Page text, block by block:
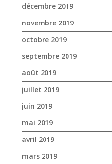
juillet 2019
juin 2019
mai 2019
avril 2019
mars 2019
février 2019
janvier 2019
décembre 2018
novembre 2018
octobre 2018